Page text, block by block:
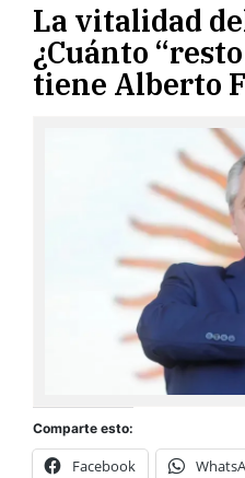
La vitalidad
¿Cuánto
tiene Alberto
Comparte esto:
Facebook